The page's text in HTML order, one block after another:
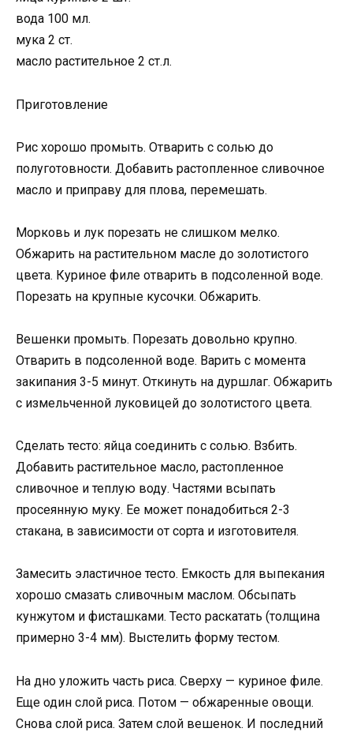
вода 100 мл.
мука 2 ст.
масло растительное 2 ст.л.
Приготовление
Рис хорошо промыть. Отварить с солью до
полуготовности. Добавить растопленное сливочное
масло и приправу для плова, перемешать.
Морковь и лук порезать не слишком мелко.
Обжарить на растительном масле до золотистого
цвета. Куриное филе отварить в подсоленной воде.
Порезать на крупные кусочки. Обжарить.
Вешенки промыть. Порезать довольно крупно.
Отварить в подсоленной воде. Варить с момента
закипания 3-5 минут. Откинуть на дуршлаг. Обжарить
с измельченной луковицей до золотистого цвета.
Сделать тесто: яйца соединить с солью. Взбить.
Добавить растительное масло, растопленное
сливочное и теплую воду. Частями всыпать
просеянную муку. Ее может понадобиться 2-3
стакана, в зависимости от сорта и изготовителя.
Замесить эластичное тесто. Емкость для выпекания
хорошо смазать сливочным маслом. Обсыпать
кунжутом и фисташками. Тесто раскатать (толщина
примерно 3-4 мм). Выстелить форму тестом.
На дно уложить часть риса. Сверху — куриное филе.
Еще один слой риса. Потом — обжаренные овощи.
Снова слой риса. Затем слой вешенок. И последний